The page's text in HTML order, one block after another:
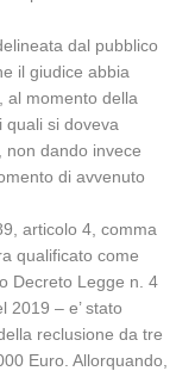
dal pubblico
il giudice abbia
al momento della
quali si doveva
non dando invece
di avvenuto
articolo 4, comma
qualificato come
Decreto Legge n. 4
2019 – e’ stato
reclusione da tre
Euro. Allorquando,